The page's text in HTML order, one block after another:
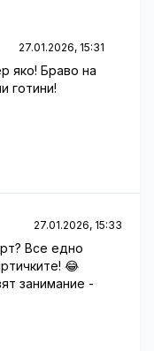
27.01.2026, 15:31
яко! Браво на
готини!
27.01.2026, 15:33
Все едно
😂
занимание -